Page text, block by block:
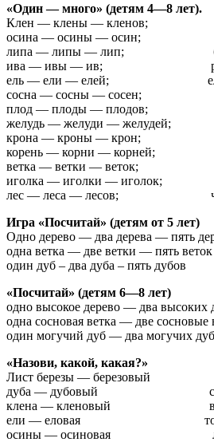
«Один — много» (детям 4—8 лет).
Клен — клены — кленов;
осина — осины — осин;
липа — липы — лип;
ива — ивы — ив; рябина
ель — ели — елей; елка
сосна — сосны — сосен;
плод — плоды — плодов;
желудь — желуди — желудей;
крона — кроны — крон;
корень — корни — корней;
ветка — ветки — веток; сук
иголка — иголки — иголок;
лес — леса — лесов;
Игра «Посчитай» (детям от 5 лет)
Одно дерево — два дерева — пять
одна ветка — две ветки — пять веток
один дуб – два дуба – пять дубов
«Посчитай» (детям 6—8 лет)
одно высокое дерево — два высоких
одна сосновая ветка — две
один могучий дуб — два могучих
«Назови, какой, какая?»
Лист березы — березовый
дуба — дубовый сосны
клена — кленовый ветка
ели — еловая тополя
осины — осиновая